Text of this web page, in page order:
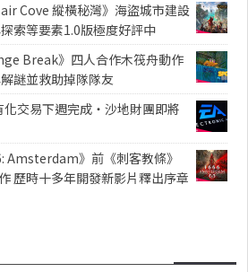
Cove 縱橫秘灣》海盜城市建設
索等要素1.0版極度好評中
Break》四人合作木筏舟動作
謎並救助掉隊隊友
化交易下週完成・沙地財團即將
Amsterdam》前《刺客教條》
歷時十多年開發新影片釋出序章